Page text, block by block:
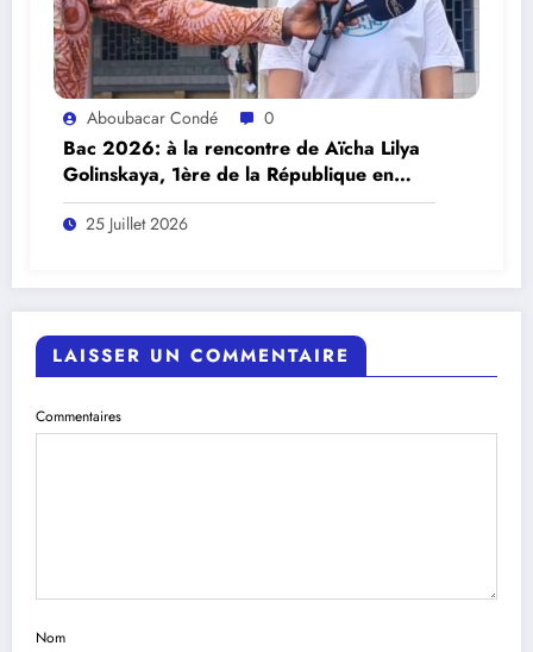
Aboubacar Condé 0
Bac 2026: à la rencontre de Aïcha Lilya
Golinskaya, 1ère de la République en
Sciences expérimentales.
25 Juillet 2026
LAISSER UN COMMENTAIRE
Commentaires
Nom